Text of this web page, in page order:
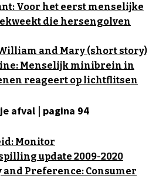
Voor het eerst menselijke
die hersengolven
and Mary (short story)
Menselijk minibrein in
reageert op lichtflitsen
afval | pagina 94
Monitor
update 2009-2020
and Preference: Consumer